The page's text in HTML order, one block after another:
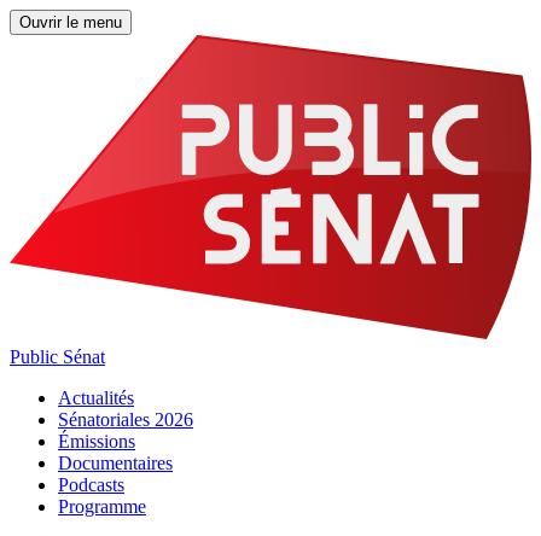
Ouvrir le menu
Public Sénat
Actualités
Sénatoriales 2026
Émissions
Documentaires
Podcasts
Programme